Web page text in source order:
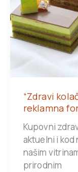
“Zdravi
reklamna
Kupovni
aktuelni i kod
našim
prirodnim